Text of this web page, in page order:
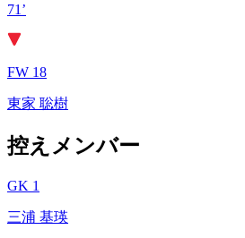
71’
FW 18
東家 聡樹
控えメンバー
GK 1
三浦 基瑛